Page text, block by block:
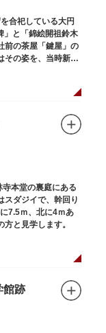
合祀している大円
」と「錦絵開祖鈴木
前の茶屋「鍵屋」の
その姿を、当時新し
本堂の裏庭にある
スダジイで、幹回り
7.5ｍ、北に4ｍあ
と見学します。
館跡